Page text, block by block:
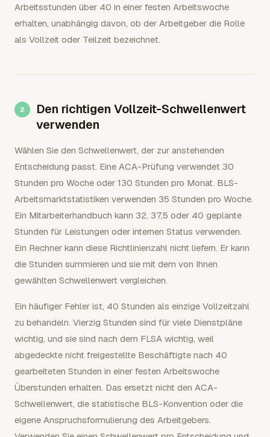
Arbeitsstunden über 40 in einer festen Arbeitswoche
erhalten, unabhängig davon, ob der Arbeitgeber die Rolle
als Vollzeit oder Teilzeit bezeichnet.
Den richtigen Vollzeit-Schwellenwert
verwenden
Wählen Sie den Schwellenwert, der zur anstehenden
Entscheidung passt. Eine ACA-Prüfung verwendet 30
Stunden pro Woche oder 130 Stunden pro Monat. BLS-
Arbeitsmarktstatistiken verwenden 35 Stunden pro Woche.
Ein Mitarbeiterhandbuch kann 32, 37,5 oder 40 geplante
Stunden für Leistungen oder internen Status verwenden.
Ein Rechner kann diese Richtlinienzahl nicht liefern. Er kann
die Stunden summieren und sie mit dem von Ihnen
gewählten Schwellenwert vergleichen.
Ein häufiger Fehler ist, 40 Stunden als einzige Vollzeitzahl
zu behandeln. Vierzig Stunden sind für viele Dienstpläne
wichtig, und sie sind nach dem FLSA wichtig, weil
abgedeckte nicht freigestellte Beschäftigte nach 40
gearbeiteten Stunden in einer festen Arbeitswoche
Überstunden erhalten. Das ersetzt nicht den ACA-
Schwellenwert, die statistische BLS-Konvention oder die
eigene Anspruchsformulierung des Arbeitgebers.